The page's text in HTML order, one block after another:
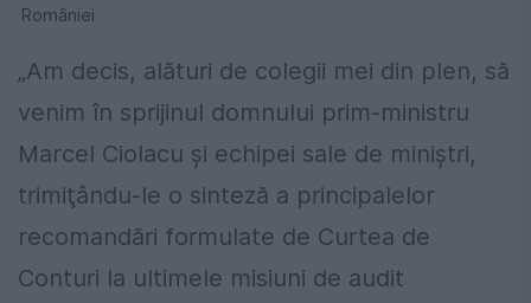
României
„Am decis, alături de colegii mei din plen, să
venim în sprijinul domnului prim-ministru
Marcel Ciolacu şi echipei sale de miniştri,
trimiţându-le o sinteză a principalelor
recomandări formulate de Curtea de
Conturi la ultimele misiuni de audit